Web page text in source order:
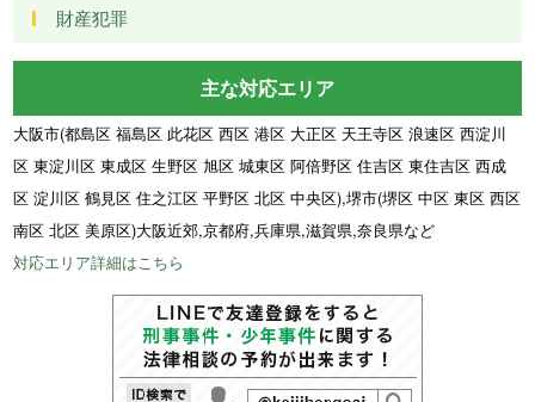
財産犯罪
主な対応エリア
大阪市(都島区 福島区 此花区 西区 港区 大正区 天王寺区 浪速区 西淀川
区 東淀川区 東成区 生野区 旭区 城東区 阿倍野区 住吉区 東住吉区 西成
区 淀川区 鶴見区 住之江区 平野区 北区 中央区),堺市(堺区 中区 東区 西区
南区 北区 美原区)大阪近郊,京都府,兵庫県,滋賀県,奈良県など
対応エリア詳細はこちら